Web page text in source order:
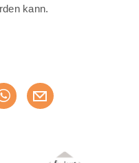
kann.
weiterempfehlen